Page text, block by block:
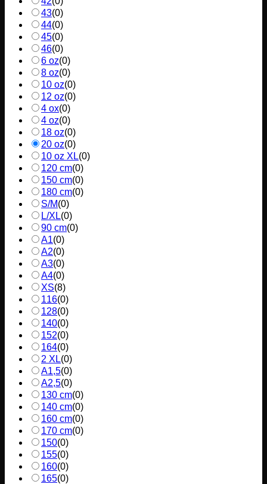
43(0)
44(0)
45(0)
46(0)
6 oz(0)
8 oz(0)
10 oz(0)
12 oz(0)
4 ox(0)
4 oz(0)
18 oz(0)
20 oz(0)
10 oz XL(0)
120 cm(0)
150 cm(0)
180 cm(0)
S/M(0)
L/XL(0)
90 cm(0)
A1(0)
A2(0)
A3(0)
A4(0)
XS(8)
116(0)
128(0)
140(0)
152(0)
164(0)
2 XL(0)
A1,5(0)
A2,5(0)
130 cm(0)
140 cm(0)
160 cm(0)
170 cm(0)
150(0)
155(0)
160(0)
165(0)